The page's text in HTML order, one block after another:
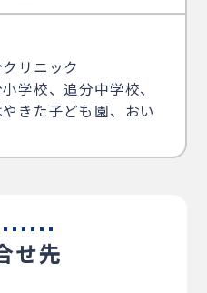
リニック
学校、追分中学校、
きた子ども園、おい
せ先